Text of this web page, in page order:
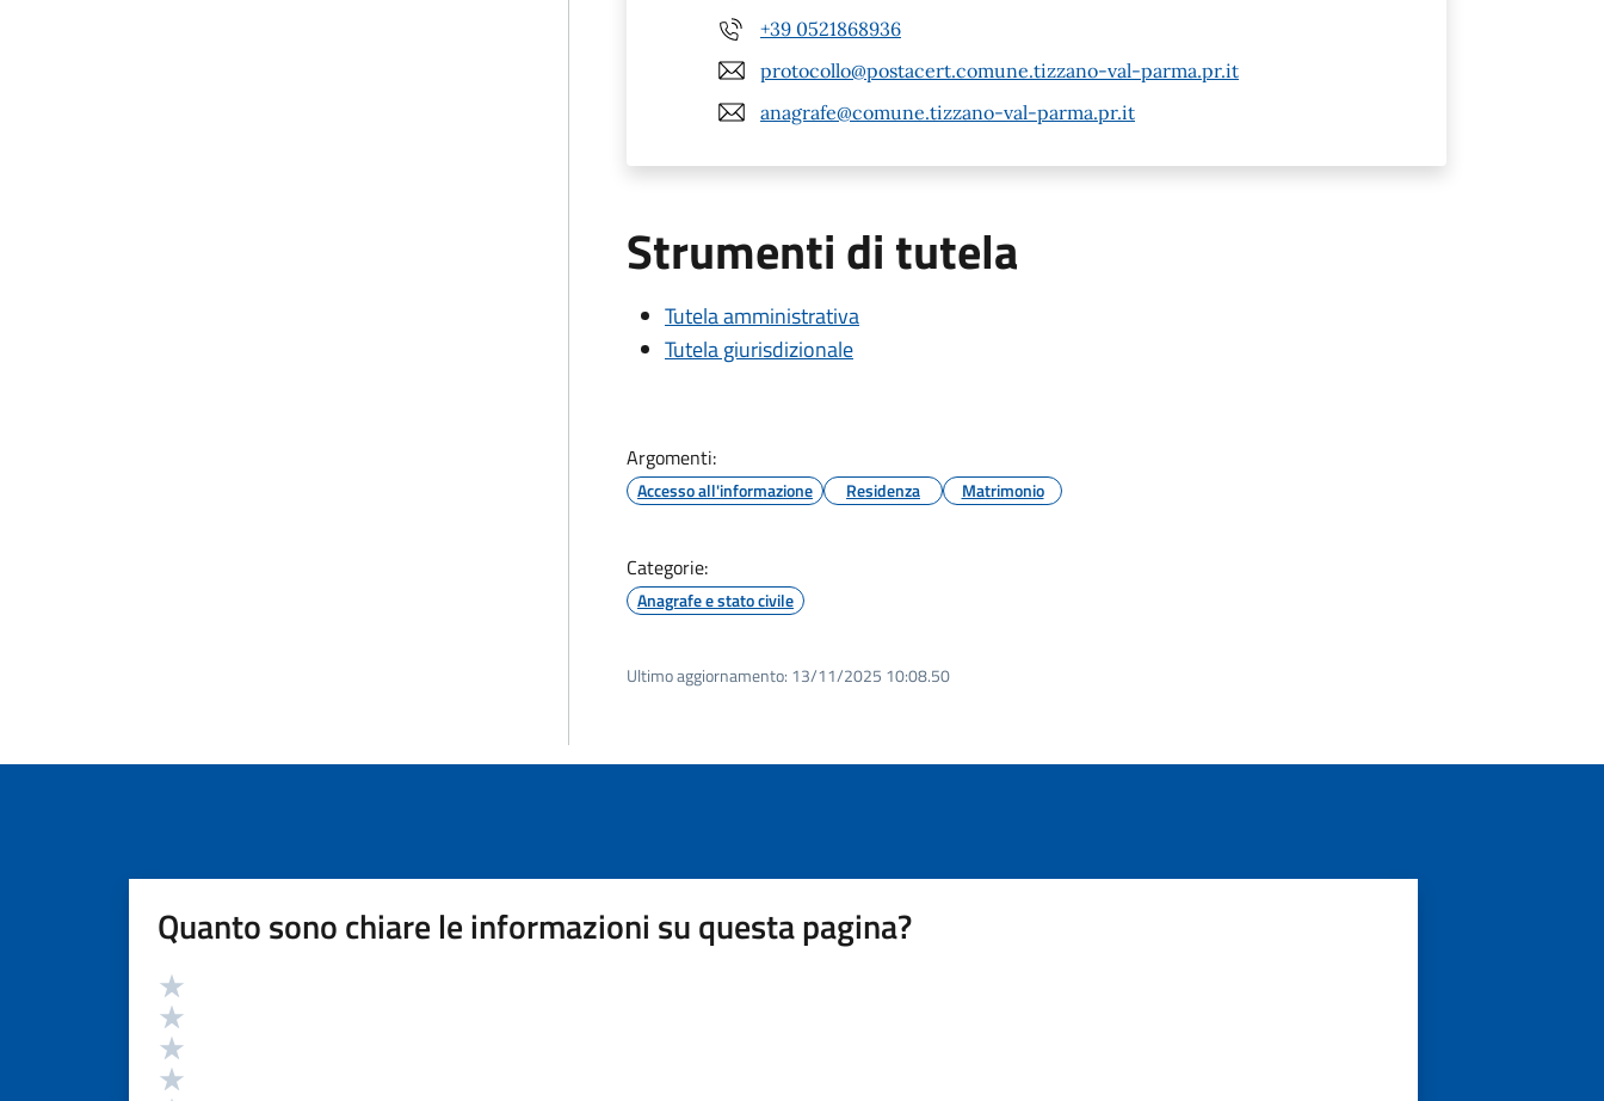
+39 0521868936
protocollo@postacert.comune.tizzano-val-parma.pr.it
anagrafe@comune.tizzano-val-parma.pr.it
Strumenti di tutela
Tutela amministrativa
Tutela giurisdizionale
Argomenti:
Accesso all'informazione Residenza Matrimonio
Categorie:
Anagrafe e stato civile
Ultimo aggiornamento: 13/11/2025 10:08.50
Quanto sono chiare le informazioni su questa pagina?
Valutazione